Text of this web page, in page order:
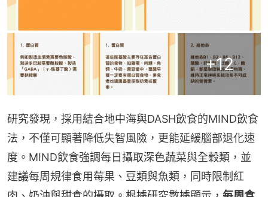
+12
研究發現，採用結合地中海與DASH飲食的MIND飲食
法，不僅可顯著降低失智風險，更能延緩腦部退化速
度。MIND飲食強調每日攝取深色蔬菜與全穀類，並
建議每周規律食用莓果、豆類與魚類，同時限制紅